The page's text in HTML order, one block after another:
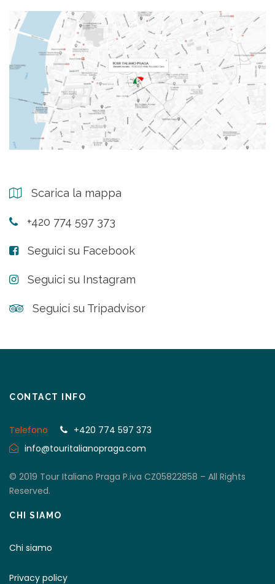
Scarica la mappa
+420 774 597 373
Seguici su Facebook
Seguici su Instagram
Seguici su Tripadvisor
CONTACT INFO
Telefono
+420 774 597 373
info@touritalianopraga.com
© 2019 Tour Italiano Praga P.iva CZ05822858 – All Rights
Reserved.
CHI SIAMO
Chi siamo
Privacy policy